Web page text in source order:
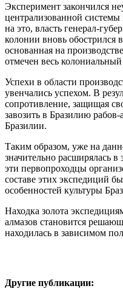
Эксперимент закончился
централизованной
на это, власть генерал-
колонии вновь обострился
основанная на
отмечен весь
Успехи в области
увенчались успехом. В
сопротивление, защищая
завозить в Бразилию
Бразилии.
Таким образом, уже на
значительно расширялась
эти первопроходцы
составе этих экспедиций
особенностей культуры
Находка золота
алмазов становится
находилась в зависимом
Другие публикации: